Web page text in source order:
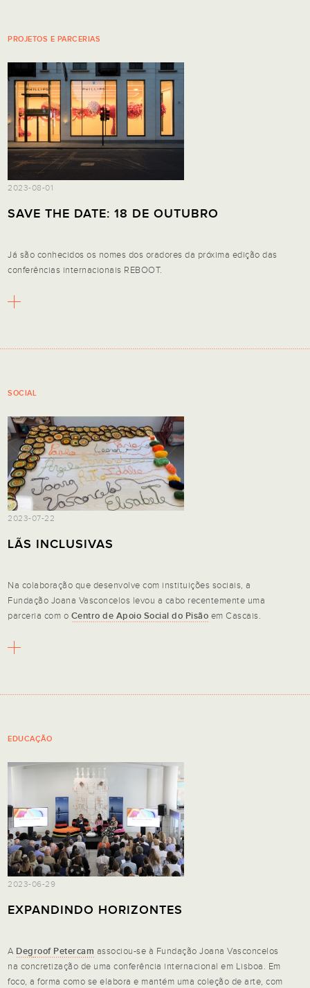
PROJETOS E PARCERIAS
2023-08-01
SAVE THE DATE: 18 DE OUTUBRO
Já são conhecidos os nomes dos oradores da próxima edição das
conferências internacionais REBOOT.
SOCIAL
2023-07-22
LÃS INCLUSIVAS
Na colaboração que desenvolve com instituições sociais, a
Fundação Joana Vasconcelos levou a cabo recentemente uma
parceria com o Centro de Apoio Social do Pisão em Cascais.
EDUCAÇÃO
2023-06-29
EXPANDINDO HORIZONTES
A Degroof Petercam associou-se à Fundação Joana Vasconcelos
na concretização de uma conferência internacional em Lisboa. Em
foco, a forma como se elabora e mantém uma coleção de arte, com